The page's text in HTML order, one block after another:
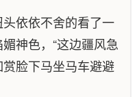
依依不舍的看了一
神色，“这边疆风急
脸下马坐马车避避